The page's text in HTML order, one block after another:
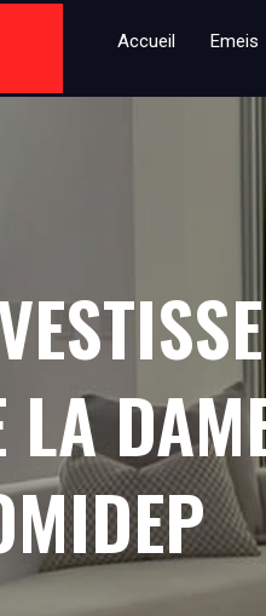
Accueil Emeis
LA